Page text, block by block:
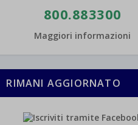
800.883300
Maggiori informazioni
RIMANI AGGIORNATO